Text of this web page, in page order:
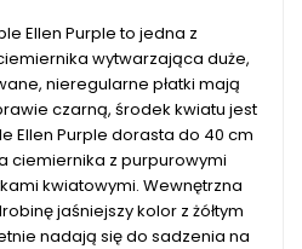
Ellen Purple to jedna z
wytwarzająca duże,
nieregularne płatki mają
czarną, środek kwiatu jest
Ellen Purple dorasta do 40 cm
ciemiernika z purpurowymi
kwiatowymi. Wewnętrzna
jaśniejszy kolor z żółtym
nadają się do sadzenia na